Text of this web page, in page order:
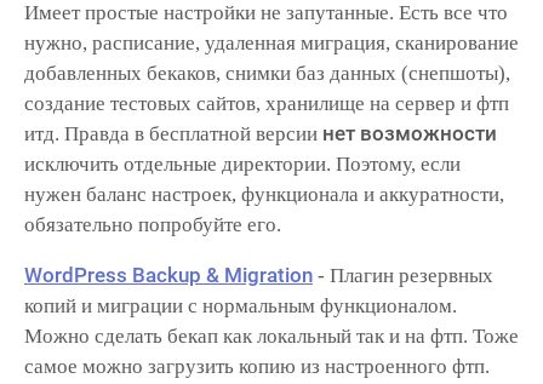
Имеет простые настройки не запутанные. Есть все что
нужно, расписание, удаленная миграция, сканирование
добавленных бекаков, снимки баз данных (снепшоты),
создание тестовых сайтов, хранилище на сервер и фтп
итд. Правда в бесплатной версии нет возможности
исключить отдельные директории. Поэтому, если
нужен баланс настроек, функционала и аккуратности,
обязательно попробуйте его.
WordPress Backup & Migration - Плагин резервных
копий и миграции с нормальным функционалом.
Можно сделать бекап как локальный так и на фтп. Тоже
самое можно загрузить копию из настроенного фтп.